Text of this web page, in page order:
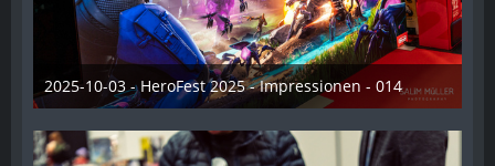
2025-10-03 - HeroFest 2025 - Impressionen - 014
21. Oktober 2025